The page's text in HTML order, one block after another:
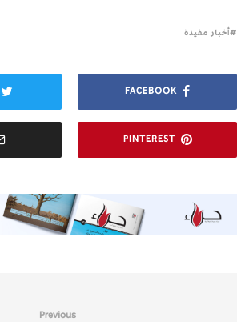
أخبار مفيدة
FACEBOOK
PINTEREST
Previous